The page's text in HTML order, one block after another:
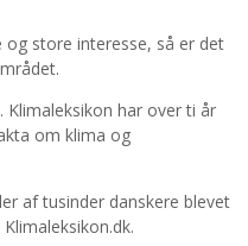
store interesse, så er det
Klimaleksikon har over ti år
om klima og
af tusinder danskere blevet